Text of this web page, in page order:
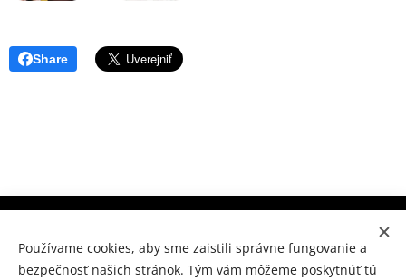
Share
01
www.skpo.sk
Cookies
Používame cookies, aby sme zaistili správne fungovanie a
bezpečnosť našich stránok. Tým vám môžeme poskytnúť tú